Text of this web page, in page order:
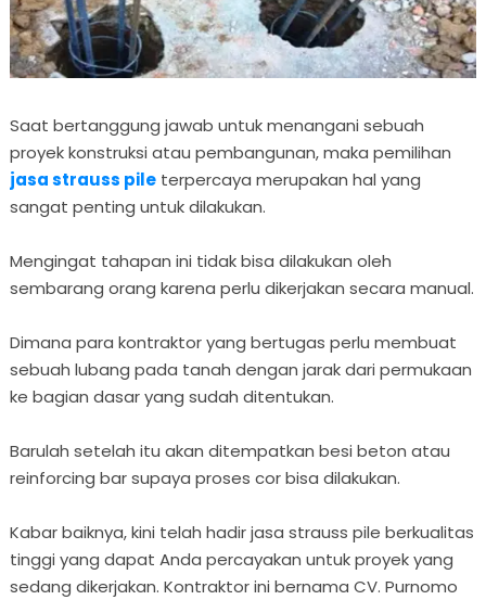
Saat bertanggung jawab untuk menangani sebuah
proyek konstruksi atau pembangunan, maka pemilihan
jasa strauss pileterpercaya merupakan hal yang
sangat penting untuk dilakukan.
Mengingat tahapan ini tidak bisa dilakukan oleh
sembarang orang karena perlu dikerjakan secara manual.
Dimana para kontraktor yang bertugas perlu membuat
sebuah lubang pada tanah dengan jarak dari permukaan
ke bagian dasar yang sudah ditentukan.
Barulah setelah itu akan ditempatkan besi beton atau
reinforcing bar supaya proses cor bisa dilakukan.
Kabar baiknya, kini telah hadir jasa strauss pile berkualitas
tinggi yang dapat Anda percayakan untuk proyek yang
sedang dikerjakan. Kontraktor ini bernama CV. Purnomo